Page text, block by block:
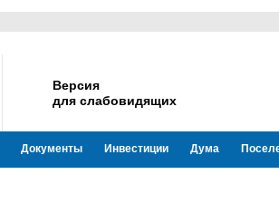
Версия
для слабовидящих
Документы Инвестиции Дума